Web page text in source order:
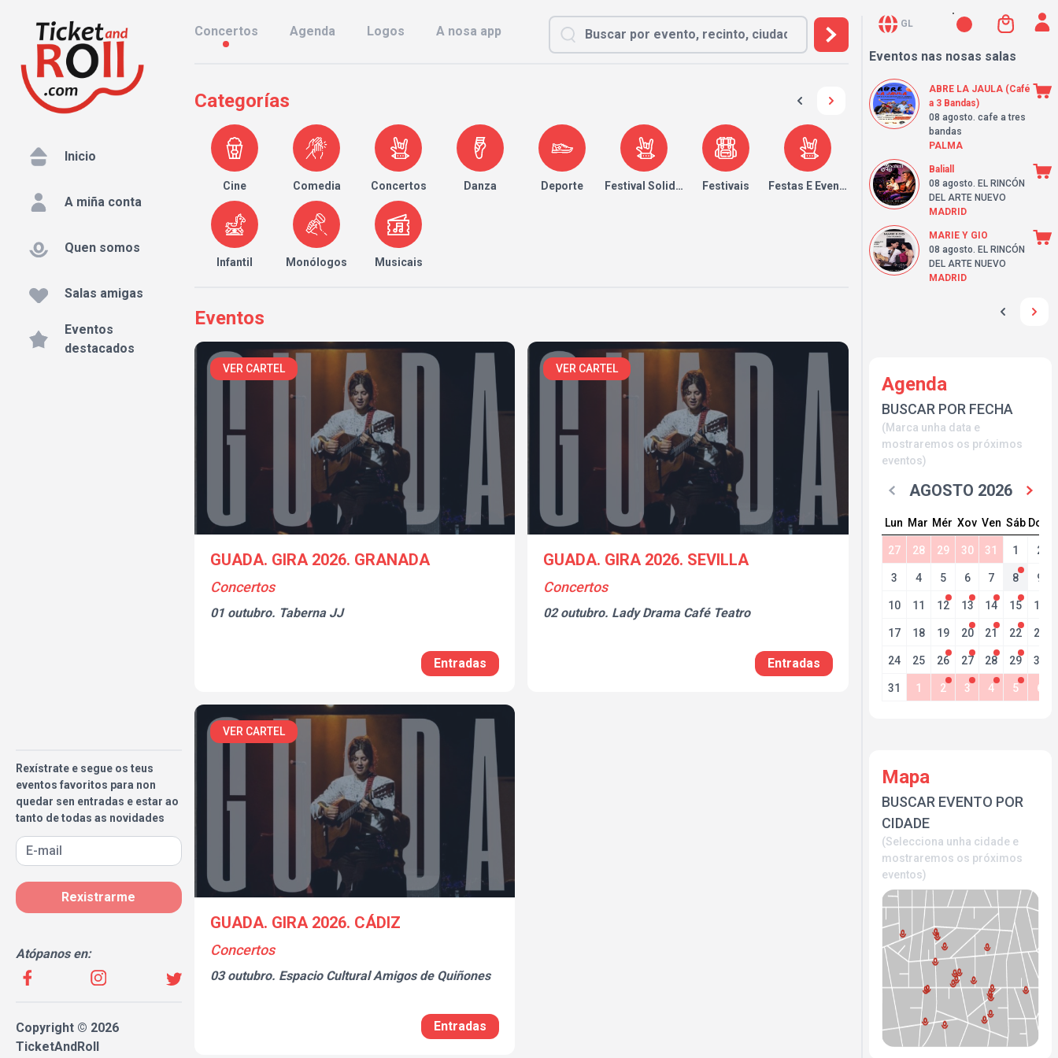
Inicio
A miña conta
Quen somos
Salas amigas
Eventos
destacados
Rexístrate e segue os teus
eventos favoritos para non
quedar sen entradas e estar ao
tanto de todas as novidades
Rexistrarme
Atópanos en:
Copyright © 2026
TicketAndRoll
Concertos Agenda Logos A nosa app
Categorías
Cine Comedia Concertos Danza Deporte Festival Solidario Festivais Festas E Eventos
Infantil Monólogos Musicais
Eventos
VER CARTEL
GUADA. GIRA 2026. GRANADA
Concertos
01 outubro. Taberna JJ
Entradas
VER CARTEL
GUADA. GIRA 2026. SEVILLA
Concertos
02 outubro. Lady Drama Café Teatro
Entradas
VER CARTEL
GUADA. GIRA 2026. CÁDIZ
Concertos
03 outubro. Espacio Cultural Amigos de Quiñones
Entradas
GL
Eventos nas nosas salas
ABRE LA JAULA (Café
a 3 Bandas)
08 agosto. cafe a tres
bandas
PALMA
Baliall
08 agosto. EL RINCÓN
DEL ARTE NUEVO
MADRID
MARIE Y GIO
08 agosto. EL RINCÓN
DEL ARTE NUEVO
MADRID
Agenda
BUSCAR POR FECHA
(Marca unha data e
mostraremos os próximos
eventos)
AGOSTO 2026
Lun Mar Mér Xov Ven Sáb Dom
27 28 29 30 31 1 2
3 4 5 6 7 8 9
10 11 12 13 14 15 16
17 18 19 20 21 22 23
24 25 26 27 28 29 30
31 1 2 3 4 5 6
Mapa
BUSCAR EVENTO POR
CIDADE
(Selecciona unha cidade e
mostraremos os próximos
eventos)